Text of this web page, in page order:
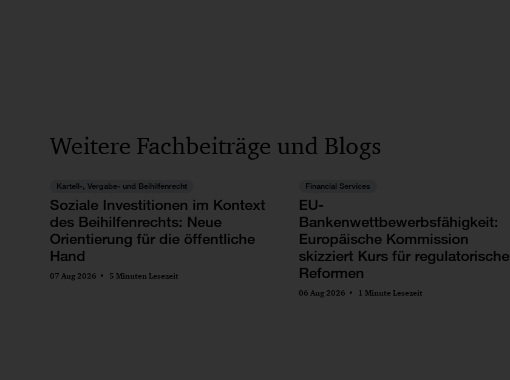
Weitere Fachbeiträge und Blogs
Kartell-, Vergabe- und Beihilfenrecht
Soziale Investitionen im Kontext
des Beihilfenrechts: Neue
Orientierung für die öffentliche
Hand
07 Aug 2026 5 Minuten Lesezeit
Financial Services
EU-
Bankenwettbewerbsfähigkeit:
Europäische Kommission
skizziert Kurs für regulatorische
Reformen
06 Aug 2026 1 Minute Lesezeit